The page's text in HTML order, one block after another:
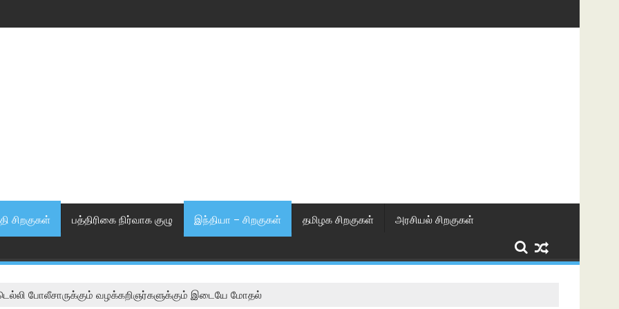
சிறகுகள் பத்திரிகை நிர்வாக குழு இந்தியா – சிறகுகள் தமிழக சிறகுகள் அரசியல் சிறகுகள்
போலீசாருக்கும் வழக்கறிஞர்களுக்கும் இடையே மோதல்